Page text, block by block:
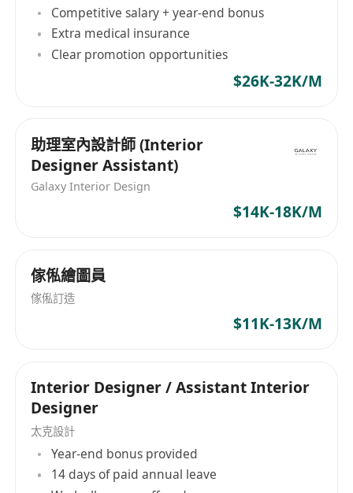
Competitive salary + year-end bonus
Extra medical insurance
Clear promotion opportunities
$26K-32K/M
助理室內設計師 (Interior
Designer Assistant)
Galaxy Interior Design
$14K-18K/M
傢俬繪圖員
傢俬訂造
$11K-13K/M
Interior Designer / Assistant Interior
Designer
太克設計
Year-end bonus provided
14 days of paid annual leave